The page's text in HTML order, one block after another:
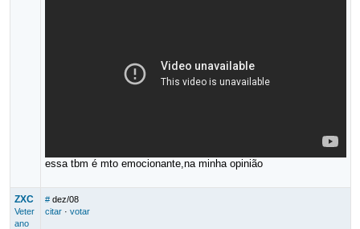
essa tbm é mto emocionante,na minha opinião
ZXC
Veter
ano
# dez/08
citar· votar